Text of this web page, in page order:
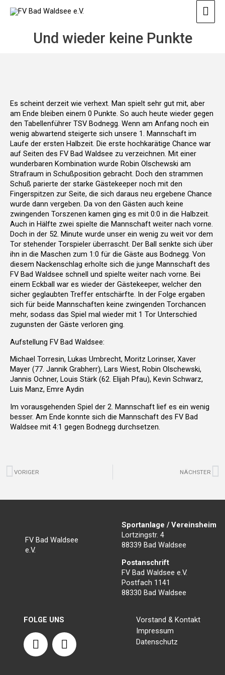
Inhalt
Und wieder keine Punkte
Es scheint derzeit wie verhext. Man spielt sehr gut mit, aber
am Ende bleiben einem 0 Punkte. So auch heute wieder gegen
den Tabellenführer TSV Bodnegg. Wenn am Anfang noch ein
wenig abwartend steigerte sich unsere 1. Mannschaft im
Laufe der ersten Halbzeit. Die erste hochkarätige Chance war
auf Seiten des FV Bad Waldsee zu verzeichnen. Mit einer
wunderbaren Kombination wurde Robin Olschewski am
Strafraum in Schußposition gebracht. Doch den strammen
Schuß parierte der starke Gästekeeper noch mit den
Fingerspitzen zur Seite, die sich daraus neu ergebene Chance
wurde dann vergeben. Da von den Gästen auch keine
zwingenden Torszenen kamen ging es mit 0:0 in die Halbzeit.
Auch in Hälfte zwei spielte die Mannschaft weiter nach vorne.
Doch in der 52. Minute wurde unser ein wenig zu weit vor dem
Tor stehender Torspieler überrascht. Der Ball senkte sich über
ihn in die Maschen zum 1:0 für die Gäste aus Bodnegg. Von
diesem Nackenschlag erholte sich die junge Mannschaft des
FV Bad Waldsee schnell und spielte weiter nach vorne. Bei
einem Eckball war es wieder der Gästekeeper, welcher den
sicher geglaubten Treffer entschärfte. In der Folge ergaben
sich für beide Mannschaften keine zwingenden Torchancen
mehr, sodass das Spiel mal wieder mit 1 Tor Unterschied
zugunsten der Gäste verloren ging.
Aufstellung FV Bad Waldsee:
Michael Torresin, Lukas Umbrecht, Moritz Lorinser, Xaver
Mayer (77. Jannik Grabherr), Lars Wiest, Robin Olschewski,
Jannis Ochner, Louis Stärk (62. Elijah Pfau), Kevin Schwarz,
Luis Manz, Emre Aydin
Im vorausgehenden Spiel der 2. Mannschaft lief es ein wenig
besser. Am Ende konnte sich die Mannschaft des FV Bad
Waldsee mit 4:1 gegen Bodnegg durchsetzen.
Zurück
VORIGER NÄCHSTER
FV Bad Waldsee
e.V.
Sportanlage / Vereinsheim
Lortzingstr. 4
88339 Bad Waldsee
Postanschrift
FV Bad Waldsee e.V.
Postfach 1141
88330 Bad Waldsee
FOLGE UNS
F
a
I
n
Vorstand & Kontakt
Impressum
Datenschutz